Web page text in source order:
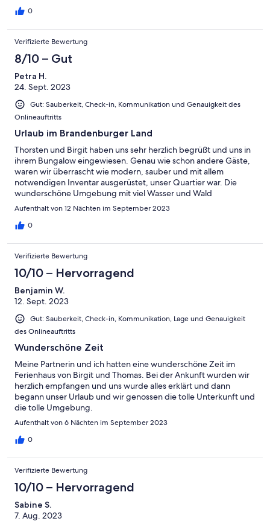
0
Verifizierte Bewertung
8/10 – Gut
Petra H.
24. Sept. 2023
Gut: Sauberkeit, Check-in, Kommunikation und Genauigkeit des
Onlineauftritts
Urlaub im Brandenburger Land
Thorsten und Birgit haben uns sehr herzlich begrüßt und uns in
ihrem Bungalow eingewiesen. Genau wie schon andere Gäste,
waren wir überrascht wie modern, sauber und mit allem
notwendigen Inventar ausgerüstet, unser Quartier war. Die
wunderschöne Umgebung mit viel Wasser und Wald
erkundeten wir mit unseren E Bikes. 278 km kamen am Ende
heraus. Für uns war ein Manko, dass die Straßen und Radwege
nicht überall gut ausgebaut und beschildert waren. Die
ausbaufähig.
Aufenthalt von 12 Nächten im September 2023
0
Verifizierte Bewertung
10/10 – Hervorragend
Benjamin W.
12. Sept. 2023
Gut: Sauberkeit, Check-in, Kommunikation, Lage und Genauigkeit
des Onlineauftritts
Wunderschöne Zeit
Meine Partnerin und ich hatten eine wunderschöne Zeit im
Ferienhaus von Birgit und Thomas. Bei der Ankunft wurden wir
herzlich empfangen und uns wurde alles erklärt und dann
begann unser Urlaub und wir genossen die tolle Unterkunft und
die tolle Umgebung.
Aufenthalt von 6 Nächten im September 2023
0
Verifizierte Bewertung
10/10 – Hervorragend
Sabine S.
7. Aug. 2023